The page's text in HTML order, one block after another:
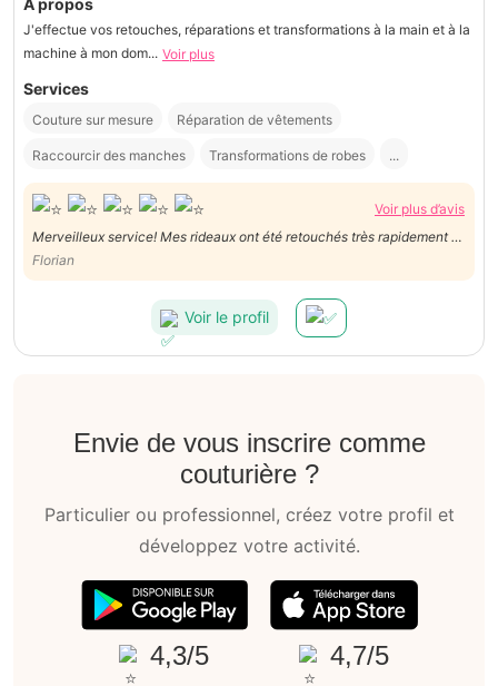
À propos
J'effectue vos retouches, réparations et transformations à la main et à la
machine à mon dom... Voir plus
Services
Couture sur mesure Réparation de vêtements
Raccourcir des manches Transformations de robes ...
Voir plus d’avis
Merveilleux service! Mes rideaux ont été retouchés très rapidement et
sont superbes ! A recommander sans hésitation
Florian
Voir le profil
Envie de vous inscrire comme
couturière ?
Particulier ou professionnel, créez votre profil et
développez votre activité.
4,3/5 4,7/5